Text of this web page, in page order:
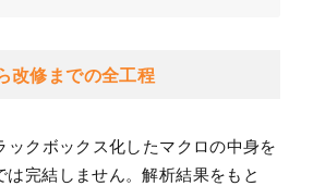
改修までの全工程
ックボックス化したマクロの中身を
は完結しません。解析結果をもと